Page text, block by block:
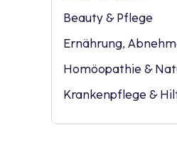
Beauty & Pflege
Ernährung,
Homöopathie &
Krankenpflege &